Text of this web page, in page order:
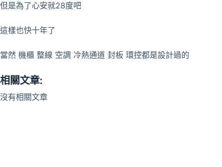
但是為了心安就28度吧
這樣也快十年了
當然 機櫃 整線 空調 冷熱通道 封板 環控都是設計過的
相關文章:
沒有相關文章